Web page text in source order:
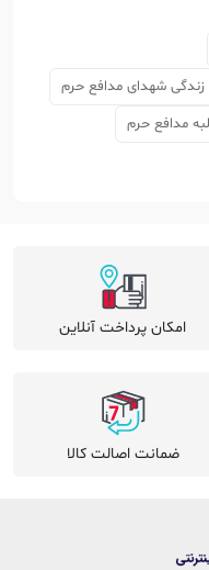
زندگی شهدای مدافع حرم
مدافع حرم
امکان پرداخت آنلاین
ضمانت اصالت کالا